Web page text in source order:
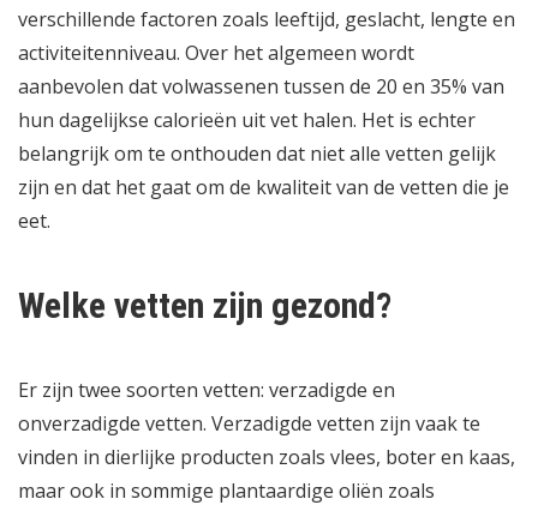
verschillende factoren zoals leeftijd, geslacht, lengte en
activiteitenniveau. Over het algemeen wordt
aanbevolen dat volwassenen tussen de 20 en 35% van
hun dagelijkse calorieën uit vet halen. Het is echter
belangrijk om te onthouden dat niet alle vetten gelijk
zijn en dat het gaat om de kwaliteit van de vetten die je
eet.
Welke vetten zijn gezond?
Er zijn twee soorten vetten: verzadigde en
onverzadigde vetten. Verzadigde vetten zijn vaak te
vinden in dierlijke producten zoals vlees, boter en kaas,
maar ook in sommige plantaardige oliën zoals